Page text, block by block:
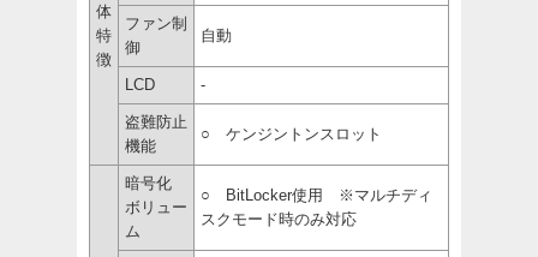
体
特
徴
ファン制
御
自動
LCD -
盗難防止
機能
○ ケンジントンスロット
暗号化
ボリュー
ム
○ BitLocker使用 ※マルチディ
スクモード時のみ対応